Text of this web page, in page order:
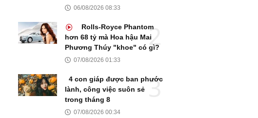
06/08/2026 08:33
Rolls-Royce Phantom
hơn 68 tỷ mà Hoa hậu Mai
Phương Thúy "khoe" có gì?
07/08/2026 01:33
4 con giáp được ban phước
lành, công việc suôn sẻ
trong tháng 8
07/08/2026 00:34